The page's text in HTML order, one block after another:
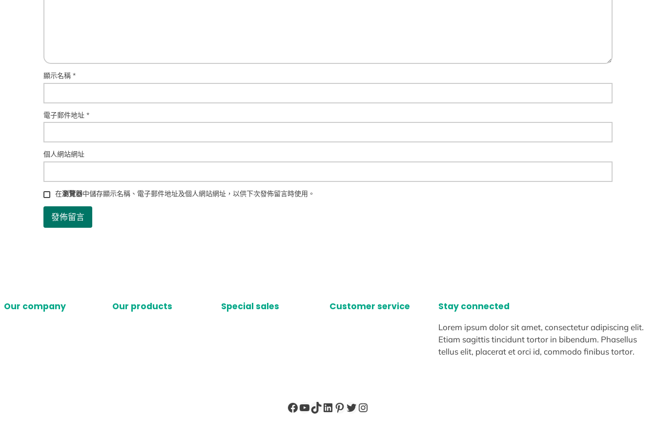
顯示名稱 *
電子郵件地址 *
個人網站網址
在瀏覽器中儲存顯示名稱、電子郵件地址及個人網站網址，以供下次發佈留言時使用。
Our company Our products Special sales Customer service Stay connected
Lorem ipsum dolor sit amet, consectetur adipiscing elit.
Etiam sagittis tincidunt tortor in bibendum. Phasellus
tellus elit, placerat et orci id, commodo finibus tortor.
Facebook
YouTube
TikTok
LinkedIn
Pinterest
X Instagram